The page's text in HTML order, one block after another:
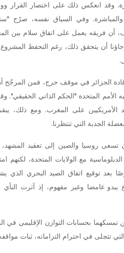
وقد انعكس ذلك على اختصار القرار
وفي السياق نفسه، صرّح
فريقه يعمل على اتفاق سلام بين
أن يتحقق ذلك، رغم التحفظ المشروع
الجزائر في موقف حرج، فمن المرجّح
الأمم المتحدة "الحكم الذاتي
الأمريكيين على المغرب. ومع ذلك،
الجدية التي تنتظرنا.
تسعى روسيا والصين إلى تعقيد
مع الولايات المتحدة، لكنهم
بعد توقيع اتفاق الصيد البحري الذي
يبدو غامضا وغير مفهوم، إذ آثرت
تمسكهما بحسابات التوازن الإقليمي في
تتجلى في احترام التزاماته، ثبات